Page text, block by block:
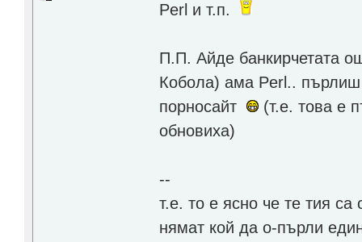
Perl и т.п.
П.П. Айде банкирчетата
Кобола) ама Perl..
порносайт
(т.е. това е
обновиха)
--
т.е. то е ясно че те тия
нямат кой да о-пърли